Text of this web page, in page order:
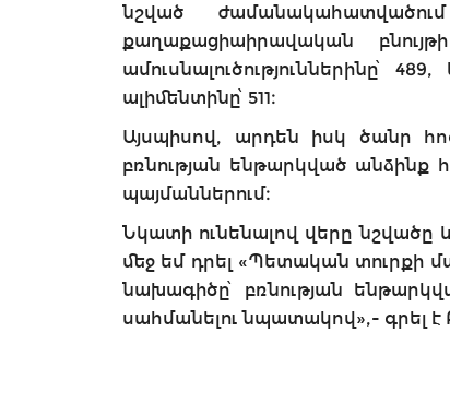
նշված
քաղաքացիաիրավական
ամուսնալուծություններինը՝
ալիմենտինը՝ 511։
Այսպիսով, արդեն իսկ ծանր
բռնության ենթարկված անձինք
պայմաններում։
Նկատի ունենալով վերը նշվածը
մեջ եմ դրել «Պետական տուրքի
նախագիծը՝ բռնության
սահմանելու նպատակով»,- գրել է